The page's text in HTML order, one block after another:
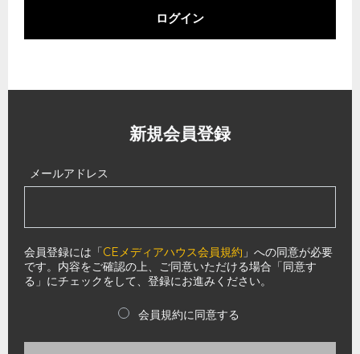
ログイン
新規会員登録
メールアドレス
会員登録には「CEメディアハウス会員規約 」への同意が必要
です。内容をご確認の上、ご同意いただける場合「同意す
る」にチェックをして、登録にお進みください。
会員規約に同意する